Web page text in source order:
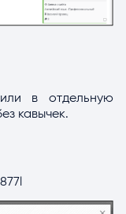
в отдельную
кавычек.